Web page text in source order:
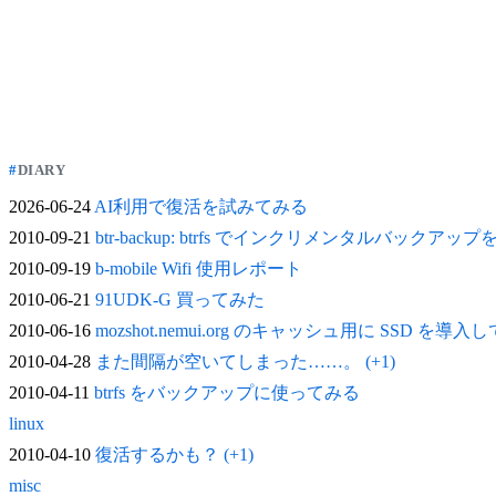
DIARY
2026-06-24AI利用で復活を試みてみる
2010-09-21 btr-backup: btrfs でインクリメンタルバックアップ
2010-09-19 b-mobile Wifi 使用レポート
2010-06-21 91UDK-G 買ってみた
2010-06-16 mozshot.nemui.org のキャッシュ用に SSD を導入し
2010-04-28 また間隔が空いてしまった……。 (+1)
2010-04-11 btrfs をバックアップに使ってみる
linux
2010-04-10 復活するかも？ (+1)
misc